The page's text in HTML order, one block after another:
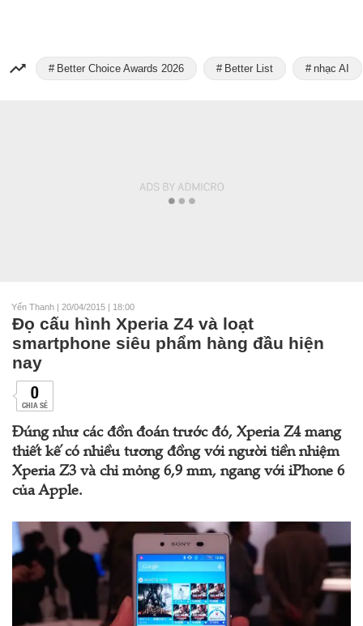
Better Choice Awards 2026 Better List nhạc AI
Yến Thanh | 20/04/2015 | 18:00
Đọ cấu hình Xperia Z4 và loạt
smartphone siêu phẩm hàng đầu hiện
nay
0
CHIA SẺ
Đúng như các đồn đoán trước đó, Xperia Z4 mang
thiết kế có nhiều tương đồng với người tiền nhiệm
Xperia Z3 và chỉ mỏng 6,9 mm, ngang với iPhone 6
của Apple.